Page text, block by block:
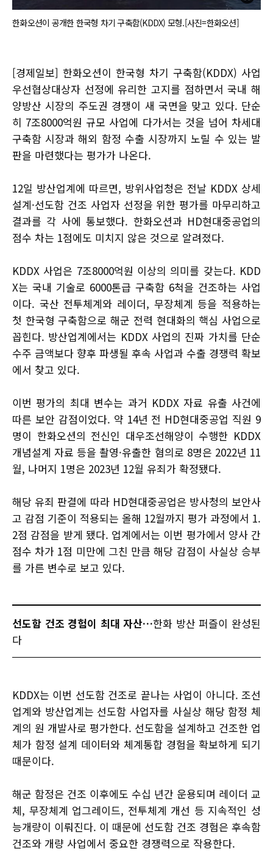
한화오션이 공개한 한국형 차기 구축함(KDDX) 모형.[사진=한화오션]
[경제일보] 한화오션이 한국형 차기 구축함(KDDX) 사업
우선협상대상자 선정에 유리한 고지를 점하면서 국내 해
양방산 시장의 주도권 경쟁이 새 국면을 맞고 있다. 단순
히 7조8000억원 규모 사업에 다가서는 것을 넘어 차세대
구축함 시장과 해외 함정 수출 시장까지 노릴 수 있는 발
판을 마련했다는 평가가 나온다.
12일 방산업계에 따르면, 방위사업청은 전날 KDDX 상세
설계·선도함 건조 사업자 선정을 위한 평가를 마무리하고
결과를 각 사에 통보했다. 한화오션과 HD현대중공업의
점수 차는 1점에도 미치지 않은 것으로 알려졌다.
KDDX 사업은 7조8000억원 이상의 의미를 갖는다. KDD
X는 국내 기술로 6000톤급 구축함 6척을 건조하는 사업
이다. 국산 전투체계와 레이더, 무장체계 등을 적용하는
첫 한국형 구축함으로 해군 전력 현대화의 핵심 사업으로
꼽힌다. 방산업계에서는 KDDX 사업의 진짜 가치를 단순
수주 금액보다 향후 파생될 후속 사업과 수출 경쟁력 확보
에서 찾고 있다.
이번 평가의 최대 변수는 과거 KDDX 자료 유출 사건에
따른 보안 감점이었다. 약 14년 전 HD현대중공업 직원 9
명이 한화오션의 전신인 대우조선해양이 수행한 KDDX
개념설계 자료 등을 촬영·유출한 혐의로 8명은 2022년 11
월, 나머지 1명은 2023년 12월 유죄가 확정됐다.
해당 유죄 판결에 따라 HD현대중공업은 방사청의 보안사
고 감점 기준이 적용되는 올해 12월까지 평가 과정에서 1.
2점 감점을 받게 됐다. 업계에서는 이번 평가에서 양사 간
점수 차가 1점 미만에 그친 만큼 해당 감점이 사실상 승부
를 가른 변수로 보고 있다.
선도함 건조 경험이 최대 자산…한화 방산 퍼즐이 완성된
다
KDDX는 이번 선도함 건조로 끝나는 사업이 아니다. 조선
업계와 방산업계는 선도함 사업자를 사실상 해당 함정 체
계의 원 개발사로 평가한다. 선도함을 설계하고 건조한 업
체가 함정 설계 데이터와 체계통합 경험을 확보하게 되기
때문이다.
해군 함정은 건조 이후에도 수십 년간 운용되며 레이더 교
체, 무장체계 업그레이드, 전투체계 개선 등 지속적인 성
능개량이 이뤄진다. 이 때문에 선도함 건조 경험은 후속함
건조와 개량 사업에서 중요한 경쟁력으로 작용한다.